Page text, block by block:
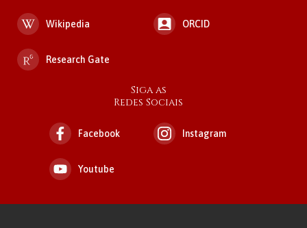
Wikipedia ORCID
Research Gate
Siga as
Redes Sociais
Facebook Instagram
Youtube